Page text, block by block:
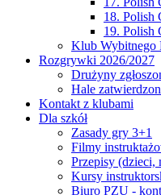
18. Polish
19. Polish
Klub Wybitnego
Rozgrywki 2026/2027
Drużyny
Hale
Kontakt z klubami
Dla szkół
Zasady gry 3+1
Filmy
Przepisy (dzieci,
Kursy
Biuro PZU -